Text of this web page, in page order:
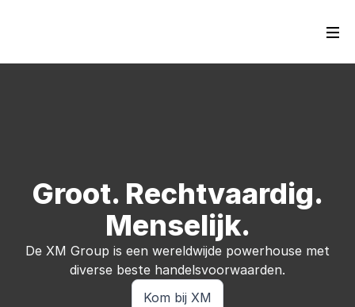
Groot. Rechtvaardig.
Menselijk.
De XM Group is een wereldwijde powerhouse met
diverse beste handelsvoorwaarden.
Kom bij XM